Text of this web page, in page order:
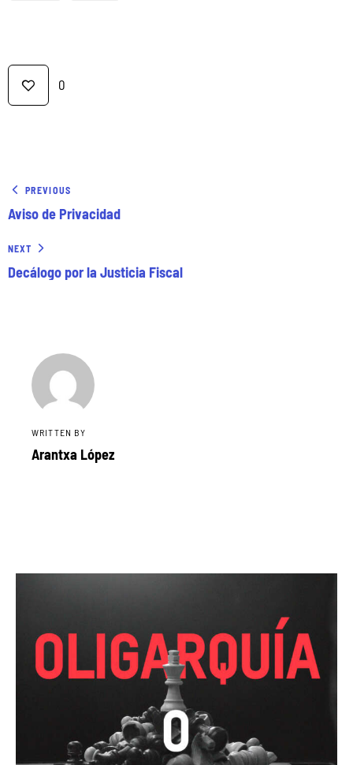
0
PREVIOUS
Aviso de Privacidad
NEXT
Decálogo por la Justicia Fiscal
WRITTEN BY
Arantxa López